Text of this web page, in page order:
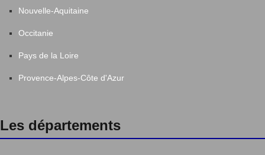
Nouvelle-Aquitaine
Occitanie
Pays de la Loire
Provence-Alpes-Côte d'Azur
Les départements